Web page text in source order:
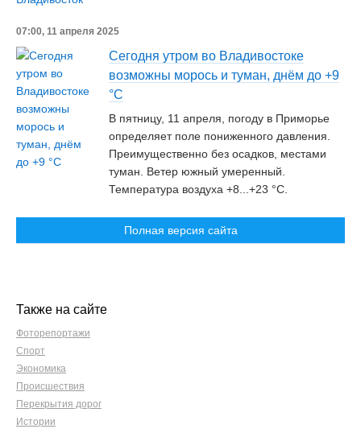
07:00, 11 апреля 2025
Сегодня утром во Владивостоке
возможны морось и туман, днём до +9
°C
В пятницу, 11 апреля, погоду в Приморье
определяет поле пониженного давления.
Преимущественно без осадков, местами
туман. Ветер южный умеренный.
Температура воздуха +8...+23 °C.
Полная версия сайта
Также на сайте
Фоторепортажи
Спорт
Экономика
Происшествия
Перекрытия дорог
Истории